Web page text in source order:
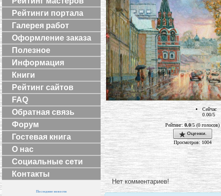
Рейтинги портала
Галерея работ
Оформление заказа
Полезное
Информация
Книги
Рейтинг сайтов
FAQ
Обратная связь
Форум
Гостевая книга
О нас
Социальные сети
Контакты
Последние новости
Сейчас
0.00/5
Рейтинг: 0.0/5 (0 голосов)
Оценки.
Просмотров: 1004
Нет комментариев!